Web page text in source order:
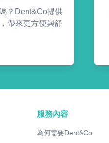
？Dent&Co提供
帶來更方便與舒
服務內容
為何需要Dent&Co